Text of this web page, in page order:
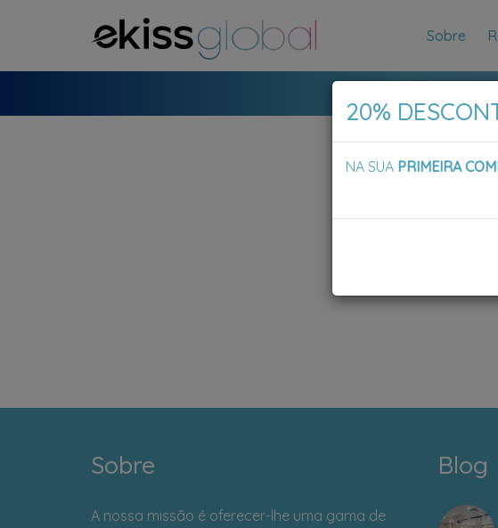
Sobre
Sobre
A nossa missão é oferecer-lhe uma gama de
Blog
20%
NA SUA PRIMEIRA